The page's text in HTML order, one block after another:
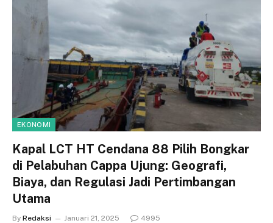
EKONOMI
Kapal LCT HT Cendana 88 Pilih Bongkar
di Pelabuhan Cappa Ujung: Geografi,
Biaya, dan Regulasi Jadi Pertimbangan
Utama
By Redaksi Januari 21, 2025 4995